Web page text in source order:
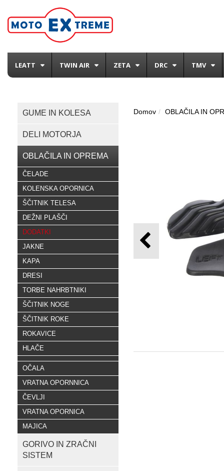
LEATT TWIN AIR ZETA DRC TMV
GUME IN KOLESA
DELI MOTORJA
OBLAČILA IN OPREMA
ČELADE
KOLENSKA OPORNICA
ŠČITNIK TELESA
DEŽNI PLAŠČI
DODATKI
JAKNE
KAPA
DRESI
TORBE NAHRBTNIKI
ŠČITNIK NOGE
ŠČITNIK ROKE
ROKAVICE
HLAČE
OČALA
VRATNA OPORNNICA
ČEVLJI
VRATNA OPORNICA
MAJICA
GORIVO IN ZRAČNI
SISTEM
Domov OBLAČILA IN